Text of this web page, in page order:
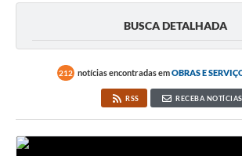
BUSCA DETALHADA
212 notícias encontradas emOBRAS E
RSS RECEBA NOTÍCIAS